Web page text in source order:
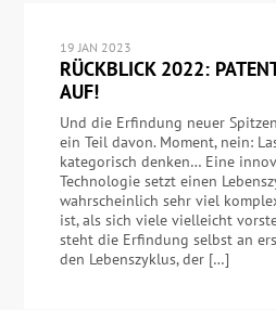
19 JAN 2023
RÜCKBLICK 2022:
AUF!
Und die Erfindung neuer
ein Teil davon. Moment, nein:
kategorisch denken… Eine
Technologie setzt einen
wahrscheinlich sehr viel
ist, als sich viele vielleicht
steht die Erfindung selbst an
den Lebenszyklus, der […]